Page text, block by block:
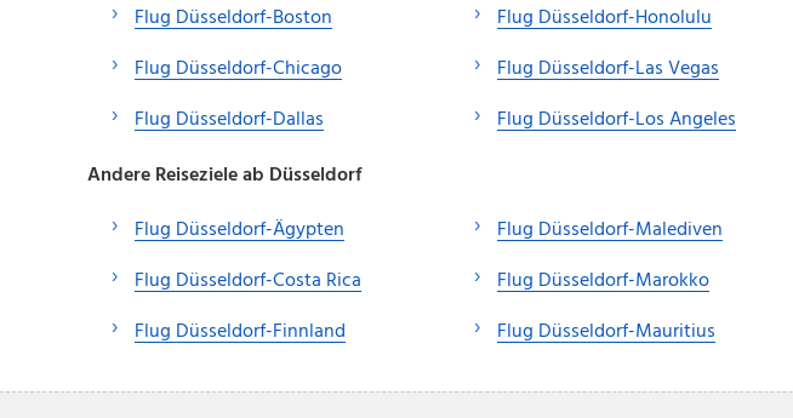
Flug Düsseldorf-Boston
Flug Düsseldorf-Chicago
Flug Düsseldorf-Dallas
Flug Düsseldorf-Honolulu
Flug Düsseldorf-Las Vegas
Flug Düsseldorf-Los Angeles
Andere Reiseziele ab Düsseldorf
Flug Düsseldorf-Ägypten
Flug Düsseldorf-Costa Rica
Flug Düsseldorf-Finnland
Flug Düsseldorf-Malediven
Flug Düsseldorf-Marokko
Flug Düsseldorf-Mauritius